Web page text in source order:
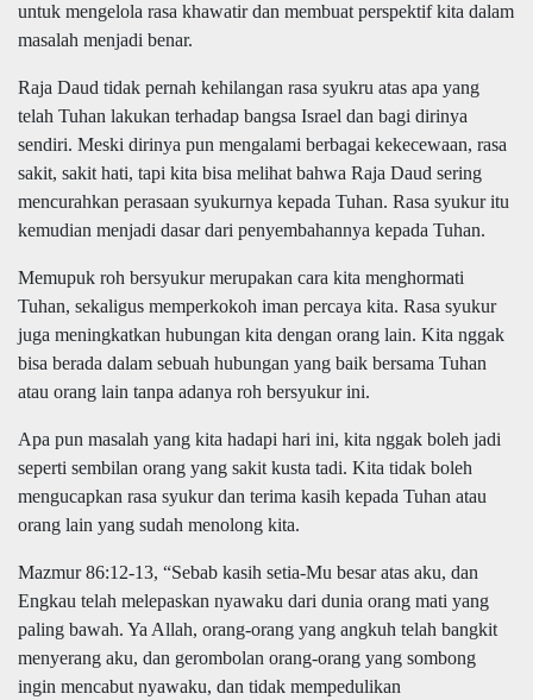
untuk mengelola rasa khawatir dan membuat perspektif kita dalam
masalah menjadi benar.
Raja Daud tidak pernah kehilangan rasa syukru atas apa yang
telah Tuhan lakukan terhadap bangsa Israel dan bagi dirinya
sendiri. Meski dirinya pun mengalami berbagai kekecewaan, rasa
sakit, sakit hati, tapi kita bisa melihat bahwa Raja Daud sering
mencurahkan perasaan syukurnya kepada Tuhan. Rasa syukur itu
kemudian menjadi dasar dari penyembahannya kepada Tuhan.
Memupuk roh bersyukur merupakan cara kita menghormati
Tuhan, sekaligus memperkokoh iman percaya kita. Rasa syukur
juga meningkatkan hubungan kita dengan orang lain. Kita nggak
bisa berada dalam sebuah hubungan yang baik bersama Tuhan
atau orang lain tanpa adanya roh bersyukur ini.
Apa pun masalah yang kita hadapi hari ini, kita nggak boleh jadi
seperti sembilan orang yang sakit kusta tadi. Kita tidak boleh
mengucapkan rasa syukur dan terima kasih kepada Tuhan atau
orang lain yang sudah menolong kita.
Mazmur 86:12-13, “Sebab kasih setia-Mu besar atas aku, dan
Engkau telah melepaskan nyawaku dari dunia orang mati yang
paling bawah. Ya Allah, orang-orang yang angkuh telah bangkit
menyerang aku, dan gerombolan orang-orang yang sombong
ingin mencabut nyawaku, dan tidak mempedulikan